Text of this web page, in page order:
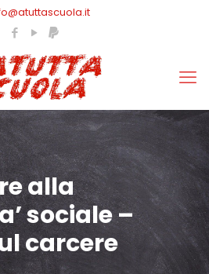
alla
sociale –
carcere